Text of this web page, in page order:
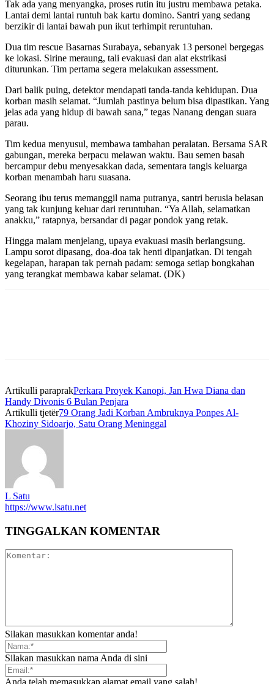
Tak ada yang menyangka, proses rutin itu justru membawa petaka.
Lantai demi lantai runtuh bak kartu domino. Santri yang sedang
berzikir di lantai bawah pun ikut terhimpit reruntuhan.
Dua tim rescue Basarnas Surabaya, sebanyak 13 personel bergegas
ke lokasi. Sirine meraung, tali evakuasi dan alat ekstrikasi
diturunkan. Tim pertama segera melakukan assessment.
Dari balik puing, detektor mendapati tanda-tanda kehidupan. Dua
korban masih selamat. “Jumlah pastinya belum bisa dipastikan. Yang
jelas ada yang hidup di bawah sana,” tegas Nanang dengan suara
parau.
Tim kedua menyusul, membawa tambahan peralatan. Bersama SAR
gabungan, mereka berpacu melawan waktu. Bau semen basah
bercampur debu menyesakkan dada, sementara tangis keluarga
korban menambah haru suasana.
Seorang ibu terus memanggil nama putranya, santri berusia belasan
yang tak kunjung keluar dari reruntuhan. “Ya Allah, selamatkan
anakku,” ratapnya, bersandar di pagar pondok yang retak.
Hingga malam menjelang, upaya evakuasi masih berlangsung.
Lampu sorot dipasang, doa-doa tak henti dipanjatkan. Di tengah
kegelapan, harapan tak pernah padam: semoga setiap bongkahan
yang terangkat membawa kabar selamat. (DK)
Artikulli paraprakPerkara Proyek Kanopi, Jan Hwa Diana dan
Handy Divonis 6 Bulan Penjara
Artikulli tjetër79 Orang Jadi Korban Ambruknya Ponpes Al-
Khoziny Sidoarjo, Satu Orang Meninggal
L Satu
https://www.lsatu.net
TINGGALKAN KOMENTAR
Silakan masukkan komentar anda!
Silakan masukkan nama Anda di sini